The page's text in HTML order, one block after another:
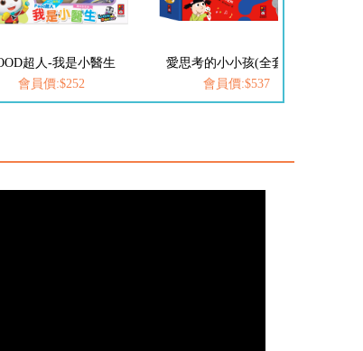
愛思考的小小孩(全套8冊)
會員價:$537
FOOD超人-我是小護士
會員價:$252